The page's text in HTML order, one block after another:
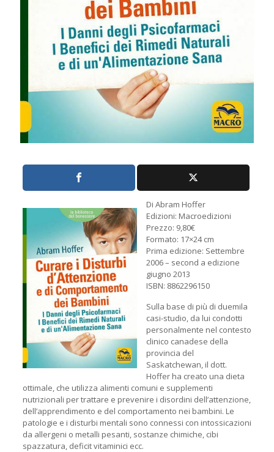
Di Abram Hoffer
Edizioni: Macroedizioni
Prezzo: 9,80€
Formato: 17×24 cm
Prima edizione: Settembre
2006 – second a edizione
giugno 2013
ISBN: 8862296150
Sulla base di più di duemila
casi-studio, da lui condotti
personalmente nel contesto
clinico canadese della
provincia del
Saskatchewan, il dott.
Hoffer ha creato una dieta
ottimale, che utilizza alimenti comuni e supplementi
nutrizionali per trattare e prevenire i disordini dell’attenzione,
dell’apprendimento e del comportamento nei bambini. Le
patologie e i disturbi mentali sono connessi con intossicazioni
da allergeni o metalli pesanti, sostanze chimiche, cibi
spazzatura, deficit vitaminici ecc.